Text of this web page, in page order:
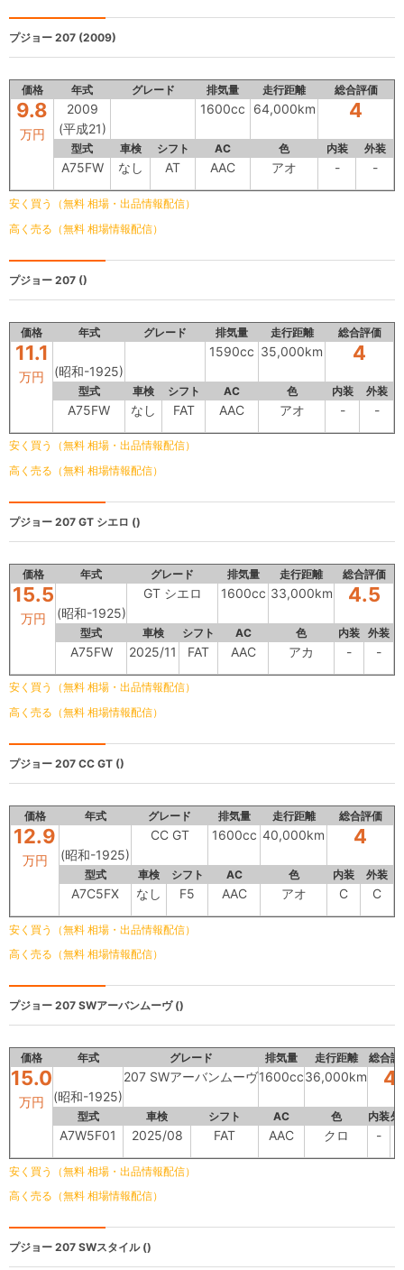
プジョー 207 (2009)
価格 年式 グレード 排気量 走行距離 総合評価
9.8
万円
2009
(平成21)
1600cc 64,000km 4
型式 車検 シフト AC 色 内装 外装
A75FW なし AT AAC アオ - -
安く買う（無料 相場・出品情報配信）
高く売る（無料 相場情報配信）
プジョー 207 ()
価格 年式 グレード 排気量 走行距離 総合評価
11.1
万円 (昭和-1925)
1590cc 35,000km 4
型式 車検 シフト AC 色 内装 外装
A75FW なし FAT AAC アオ - -
安く買う（無料 相場・出品情報配信）
高く売る（無料 相場情報配信）
プジョー 207 GT シエロ ()
価格 年式 グレード 排気量 走行距離 総合評価
15.5
万円 (昭和-1925)
GT シエロ 1600cc 33,000km 4.5
型式 車検 シフト AC 色 内装 外装
A75FW 2025/11 FAT AAC アカ - -
安く買う（無料 相場・出品情報配信）
高く売る（無料 相場情報配信）
プジョー 207 CC GT ()
価格 年式 グレード 排気量 走行距離 総合評価
12.9
万円 (昭和-1925)
CC GT 1600cc 40,000km 4
型式 車検 シフト AC 色 内装 外装
A7C5FX なし F5 AAC アオ C C
安く買う（無料 相場・出品情報配信）
高く売る（無料 相場情報配信）
プジョー 207 SWアーバンムーヴ ()
価格 年式 グレード 排気量 走行距離 総合評
15.0
万円 (昭和-1925)
207 SWアーバンムーヴ1600cc36,000km 4
型式 車検 シフト AC 色 内装外
A7W5F01 2025/08 FAT AAC クロ -
安く買う（無料 相場・出品情報配信）
高く売る（無料 相場情報配信）
プジョー 207 SWスタイル ()